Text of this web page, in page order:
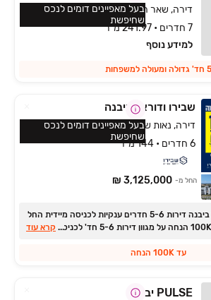
דירה, שאר העיר, גדרה
7 חדרים • 241.97 מ״ר
למידע נוסף
5 חד' גדולה ומעולה למשפחות
בעל מאפיינים דומים לנכס
שחיפשת
שבירו ודוראל ביבנה
דירה, נאות שמיר, יבנה
6 חדרים • 144 מ״ר
החל מ- 3,125,000 ₪
הדירות הגדולות ביותר ביבנה דירות ‏5-6 חדרים ענקיות לכניסה מיידית החל
... קרא עוד
עד 100K הנחה
בעל מאפיינים דומים לנכס
שחיפשת
PULSE יבנה